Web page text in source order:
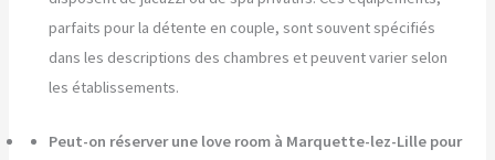
parfaits pour la détente en couple, sont souvent spécifiés
dans les descriptions des chambres et peuvent varier selon
les établissements.
Peut-on réserver une love room à Marquette-lez-Lille pour